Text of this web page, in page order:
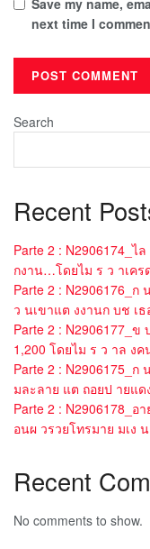
Save my name,
next time I
Search
Recent
Parte 2 : N2906174_ไ
กงาน…โดยไม ร ว าเคร
Parte 2 : N2906176_ก
ว นเขาแต งงานก บช เ
Parte 2 : N2906177_ข
1,200 โดยไม ร ว าล ง
Parte 2 : N2906175_ก
มละลาย แต ถอยป ายแ
Parte 2 : N2906178_อ
อนผ วรวยโทรมาย มเง
Recent
No comments to show.